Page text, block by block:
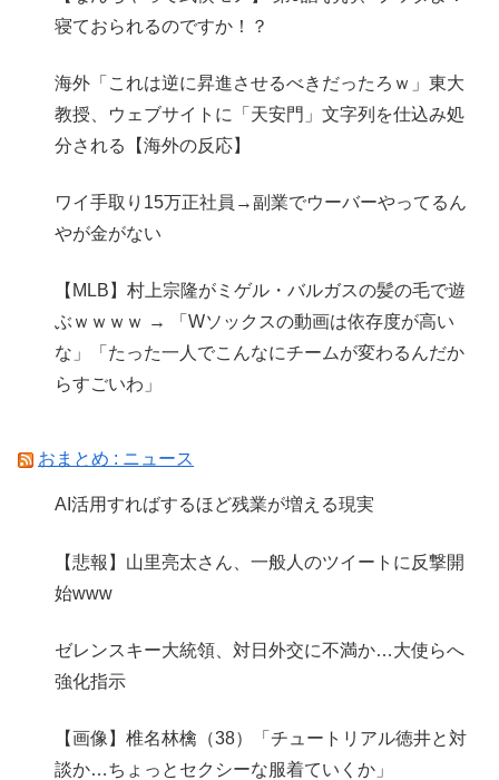
寝ておられるのですか！？
海外「これは逆に昇進させるべきだったろｗ」東大
教授、ウェブサイトに「天安門」文字列を仕込み処
分される【海外の反応】
ワイ手取り15万正社員→副業でウーバーやってるん
やが金がない
【MLB】村上宗隆がミゲル・バルガスの髪の毛で遊
ぶｗｗｗｗ → 「Wソックスの動画は依存度が高い
な」「たった一人でこんなにチームが変わるんだか
らすごいわ」
おまとめ : ニュース
AI活用すればするほど残業が増える現実
【悲報】山里亮太さん、一般人のツイートに反撃開
始www
ゼレンスキー大統領、対日外交に不満か…大使らへ
強化指示
【画像】椎名林檎（38）「チュートリアル徳井と対
談か…ちょっとセクシーな服着ていくか」